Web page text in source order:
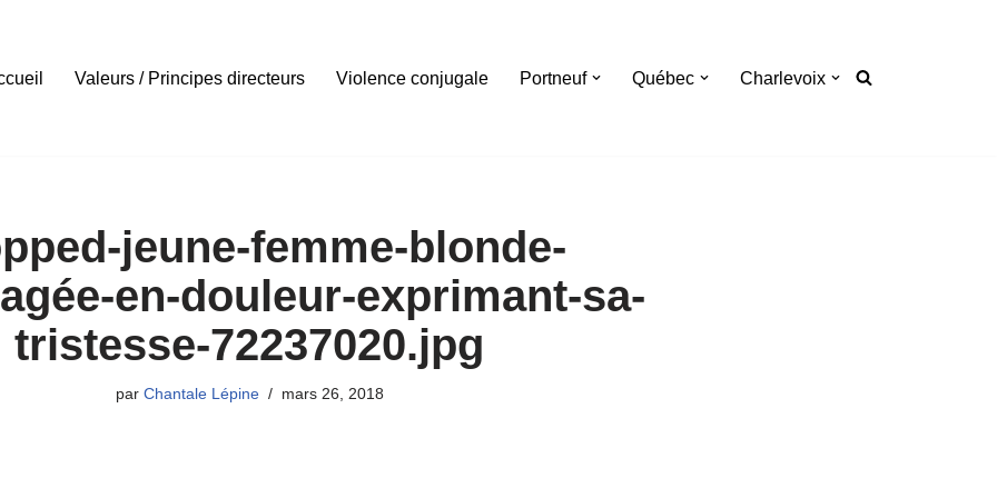
Valeurs / Principes directeurs Violence conjugale Portneuf Québec Charlevoix
jeune-femme-blonde-
en-douleur-exprimant-sa-
tristesse-72237020.jpg
par Chantale Lépine mars 26, 2018